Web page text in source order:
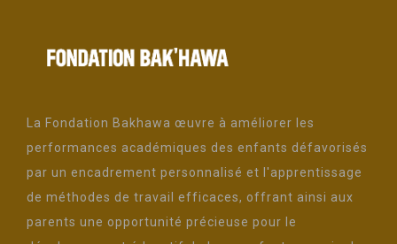
La Fondation Bakhawa œuvre à améliorer les
performances académiques des enfants défavorisés
par un encadrement personnalisé et l'apprentissage
de méthodes de travail efficaces, offrant ainsi aux
parents une opportunité précieuse pour le